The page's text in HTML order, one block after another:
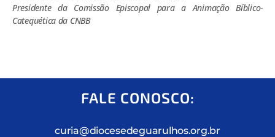
Presidente da Comissão Episcopal para a Animação Bíblico-
Catequética da CNBB
FALE CONOSCO:
curia@diocesedeguarulhos.org.br